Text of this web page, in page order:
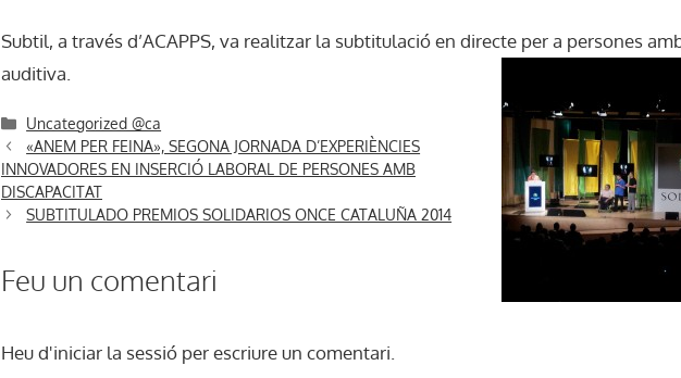
Subtil, a través d’ACAPPS, va realitzar la subtitulació en directe per a persones
auditiva.
Categories
Uncategorized @ca
«ANEM PER FEINA», SEGONA JORNADA D’EXPERIÈNCIES
INNOVADORES EN INSERCIÓ LABORAL DE PERSONES AMB
DISCAPACITAT
SUBTITULADO PREMIOS SOLIDARIOS ONCE CATALUÑA 2014
Feu un comentari
Heu d'iniciar la sessió per escriure un comentari.